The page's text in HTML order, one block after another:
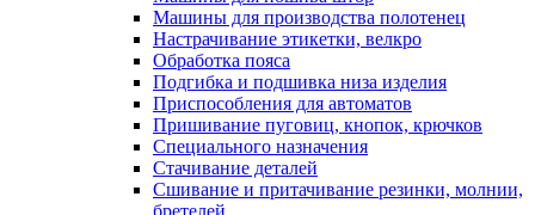
Машины для производства полотенец
Настрачивание этикетки, велкро
Обработка пояса
Подгибка и подшивка низа изделия
Приспособления для автоматов
Пришивание пуговиц, кнопок, крючков
Специального назначения
Стачивание деталей
Сшивание и притачивание резинки, молнии,
бретелей